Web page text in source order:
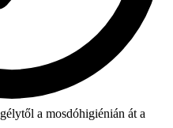
a mosdóhigiénián át a